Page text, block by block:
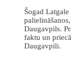
Šogad
Daugavpils.
faktu un
Daugavpili.